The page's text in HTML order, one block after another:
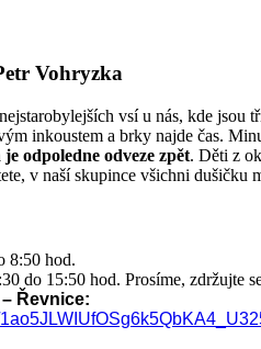
Vohryzka
vsí u nás, kde jsou
inkoustem a brky najde čas.
odpoledne odveze zpět. Děti z
v naší skupince všichni dušičku
8:50 hod.
do 15:50 hod. Prosíme, zdržujte
Řevnice:
1ao5JLWIUfOSg6k5QbKA4_